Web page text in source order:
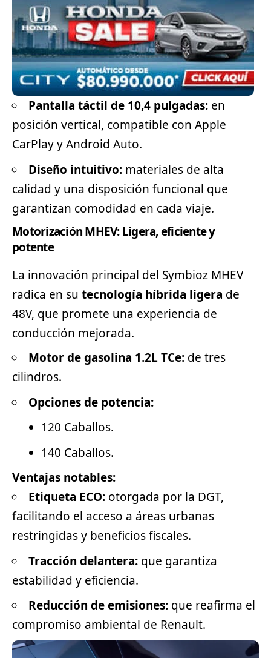
Pantalla táctil de 10,4 pulgadas: en
posición vertical, compatible con Apple
CarPlay y Android Auto.
Diseño intuitivo: materiales de alta
calidad y una disposición funcional que
garantizan comodidad en cada viaje.
Motorización MHEV: Ligera, eficiente y
potente
La innovación principal del Symbioz MHEV
radica en su tecnología híbrida ligera de
48V, que promete una experiencia de
conducción mejorada.
Motor de gasolina 1.2L TCe: de tres
cilindros.
Opciones de potencia:
120 Caballos.
140 Caballos.
Ventajas notables:
Etiqueta ECO: otorgada por la DGT,
facilitando el acceso a áreas urbanas
restringidas y beneficios fiscales.
Tracción delantera: que garantiza
estabilidad y eficiencia.
Reducción de emisiones: que reafirma el
compromiso ambiental de Renault.